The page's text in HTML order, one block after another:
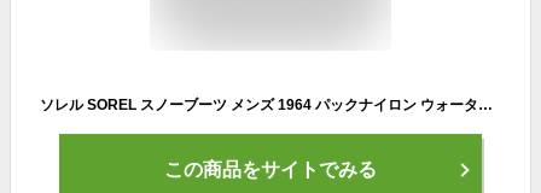
ソレル SOREL スノーブーツ メンズ 1964 パックナイロン ウォータープルーフ 防水 防寒 ウィンターブーツ NM5189
この商品をサイトでみる